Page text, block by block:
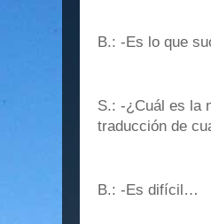
B.: -Es lo que
S.: -¿Cuál es la
traducción de
B.: -Es difícil…